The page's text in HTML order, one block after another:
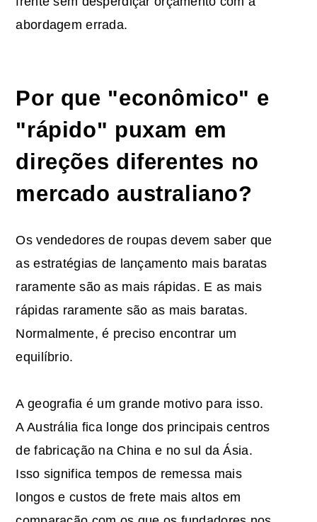
abordagem errada.
Por que "econômico" e
"rápido" puxam em
direções diferentes no
mercado australiano?
Os vendedores de roupas devem saber que
as estratégias de lançamento mais baratas
raramente são as mais rápidas. E as mais
rápidas raramente são as mais baratas.
Normalmente, é preciso encontrar um
equilíbrio.
A geografia é um grande motivo para isso.
A Austrália fica longe dos principais centros
de fabricação na China e no sul da Ásia.
Isso significa tempos de remessa mais
longos e custos de frete mais altos em